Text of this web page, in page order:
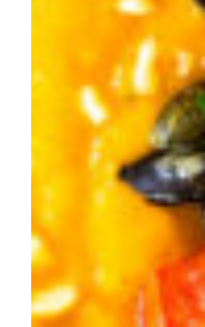
L’être humain
COOPERATIONS S.Coop
Le lieu
La région Wiltz / activités
Le vivre-ensemble
Notre responsabilité sociale